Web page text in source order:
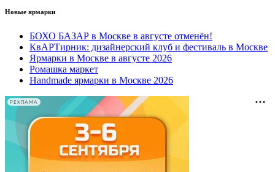
Новые ярмарки
БОХО БАЗАР в Москве в августе отменён!
КвАРТирник: дизайнерский клуб и фестиваль в Москве
Ярмарки в Москве в августе 2026
Ромашка маркет
Handmade ярмарки в Москве 2026
РЕКЛАМА